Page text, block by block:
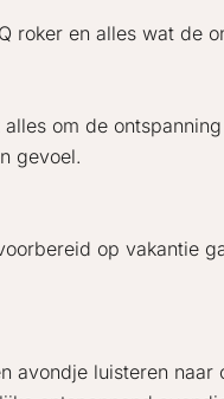
roker en alles wat
om de
gevoel.
op vakantie
avondje luisteren